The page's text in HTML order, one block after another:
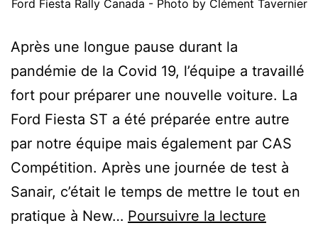
Ford Fiesta Rally Canada - Photo by Clément Tavernier
Après une longue pause durant la
pandémie de la Covid 19, l’équipe a travaillé
fort pour préparer une nouvelle voiture. La
Ford Fiesta ST a été préparée entre autre
par notre équipe mais également par CAS
Compétition. Après une journée de test à
Sanair, c’était le temps de mettre le tout en
pratique à New… Poursuivre la lecture